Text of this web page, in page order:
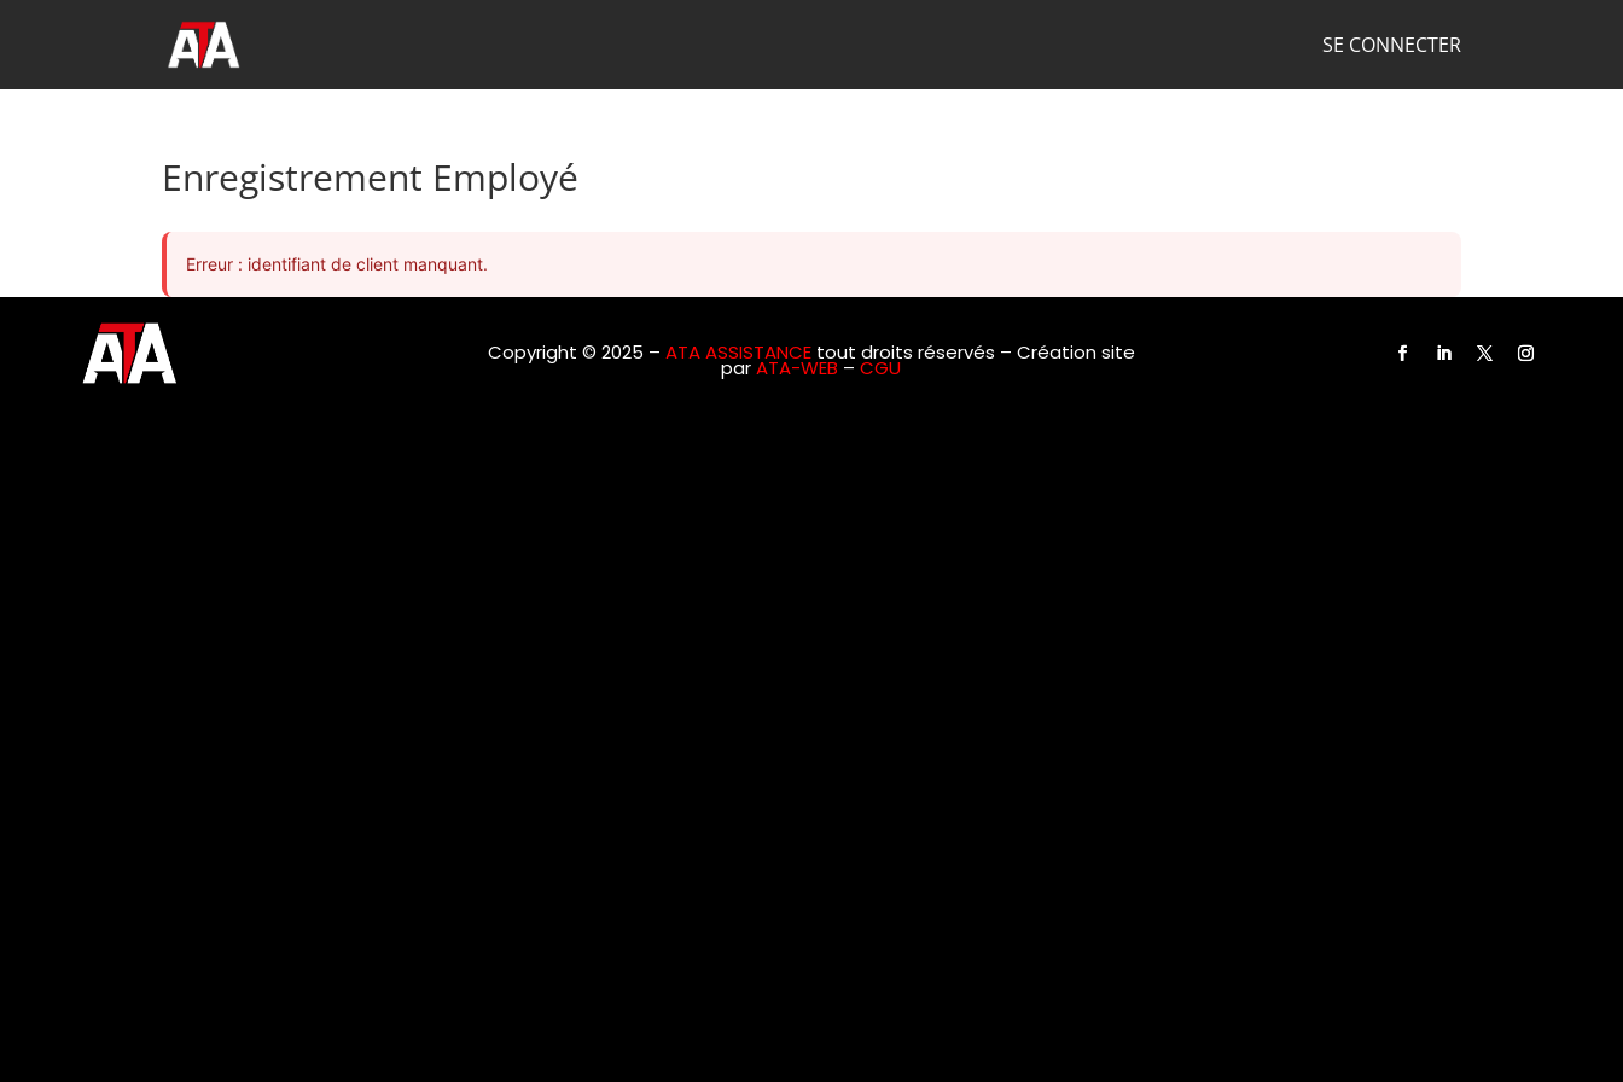
SE CONNECTER
Enregistrement Employé
Erreur : identifiant de client manquant.
Copyright © 2025 – ATA ASSISTANCEtout droits réservés – Création site
parATA-WEB –CGU